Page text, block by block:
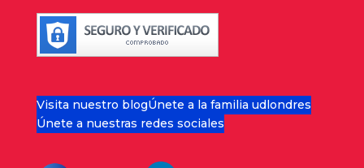
Visita nuestro blogÚnete a la familia udlondres
Únete a nuestras redes sociales